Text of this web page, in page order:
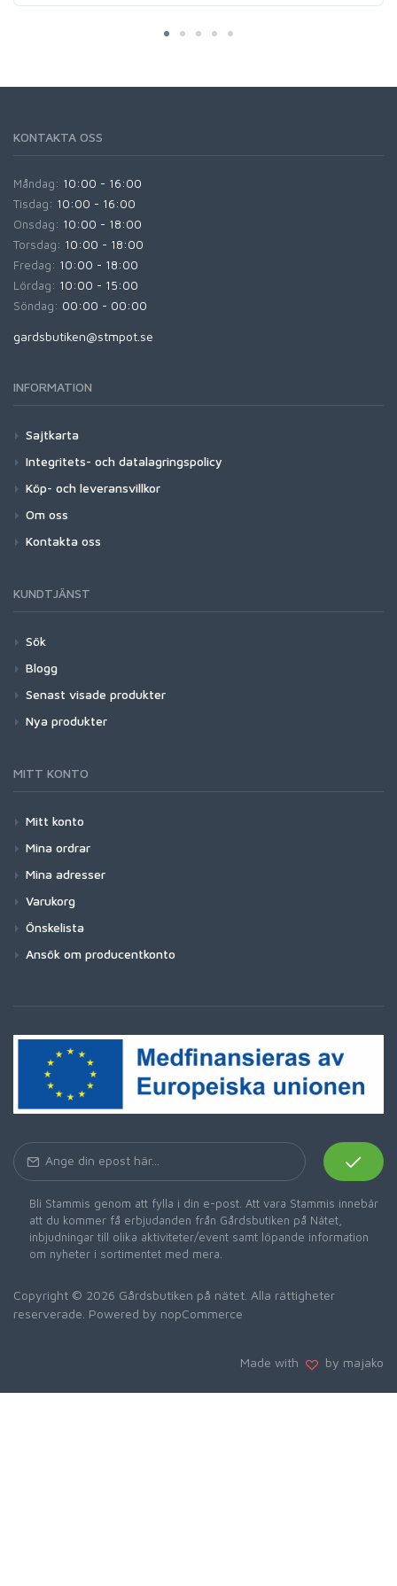
KONTAKTA OSS
Måndag: 10:00 - 16:00
Tisdag: 10:00 - 16:00
Onsdag: 10:00 - 18:00
Torsdag: 10:00 - 18:00
Fredag: 10:00 - 18:00
Lördag: 10:00 - 15:00
Söndag: 00:00 - 00:00
gardsbutiken@stmpot.se
INFORMATION
Sajtkarta
Integritets- och datalagringspolicy
Köp- och leveransvillkor
Om oss
Kontakta oss
KUNDTJÄNST
Sök
Blogg
Senast visade produkter
Nya produkter
MITT KONTO
Mitt konto
Mina ordrar
Mina adresser
Varukorg
Önskelista
Ansök om producentkonto
Bli Stammis genom att fylla i din e-post. Att vara Stammis innebär
att du kommer få erbjudanden från Gårdsbutiken på Nätet,
inbjudningar till olika aktiviteter/event samt löpande information
om nyheter i sortimentet med mera.
Copyright © 2026 Gårdsbutiken på nätet. Alla rättigheter
reserverade. Powered by nopCommerce
Made with by majako